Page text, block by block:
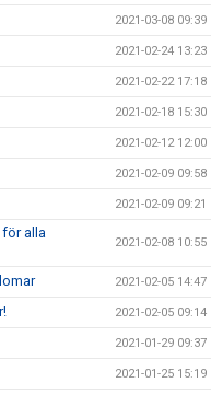
2021-03-08 09:39
2021-02-24 13:23
2021-02-22 17:18
2021-02-18 15:30
2021-02-12 12:00
2021-02-09 09:58
2021-02-09 09:21
för alla
2021-02-08 10:55
2021-02-05 14:47
2021-02-05 09:14
2021-01-29 09:37
2021-01-25 15:19